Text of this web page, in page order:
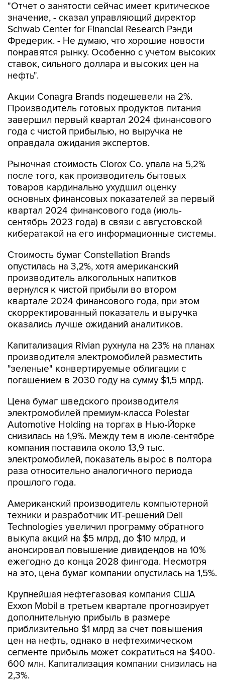
"Отчет о занятости сейчас имеет критическое
значение, - сказал управляющий директор
Schwab Center for Financial Research Рэнди
Фредерик. - Не думаю, что хорошие новости
понравятся рынку. Особенно с учетом высоких
ставок, сильного доллара и высоких цен на
нефть".
Акции Conagra Brands подешевели на 2%.
Производитель готовых продуктов питания
завершил первый квартал 2024 финансового
года с чистой прибылью, но выручка не
оправдала ожидания экспертов.
Рыночная стоимость Clorox Co. упала на 5,2%
после того, как производитель бытовых
товаров кардинально ухудшил оценку
основных финансовых показателей за первый
квартал 2024 финансового года (июль-
сентябрь 2023 года) в связи с августовской
кибератакой на его информационные системы.
Стоимость бумаг Constellation Brands
опустилась на 3,2%, хотя американский
производитель алкогольных напитков
вернулся к чистой прибыли во втором
квартале 2024 финансового года, при этом
скорректированный показатель и выручка
оказались лучше ожиданий аналитиков.
Капитализация Rivian рухнула на 23% на планах
производителя электромобилей разместить
"зеленые" конвертируемые облигации с
погашением в 2030 году на сумму $1,5 млрд.
Цена бумаг шведского производителя
электромобилей премиум-класса Polestar
Automotive Holding на торгах в Нью-Йорке
снизилась на 1,9%. Между тем в июле-сентябре
компания поставила около 13,9 тыс.
электромобилей, показатель вырос в полтора
раза относительно аналогичного периода
прошлого года.
Американский производитель компьютерной
техники и разработчик ИТ-решений Dell
Technologies увеличил программу обратного
выкупа акций на $5 млрд, до $10 млрд, и
анонсировал повышение дивидендов на 10%
ежегодно до конца 2028 фингода. Несмотря
на это, цена бумаг компании опустилась на 1,5%.
Крупнейшая нефтегазовая компания США
Exxon Mobil в третьем квартале прогнозирует
дополнительную прибыль в размере
приблизительно $1 млрд за счет повышения
цен на нефть, однако в нефтехимическом
сегменте прибыль может сократиться на $400-
600 млн. Капитализация компании снизилась на
2,3%.